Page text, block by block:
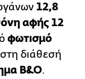
12,8
αφής 12
φωτισμό
διάθεσή
B&O.